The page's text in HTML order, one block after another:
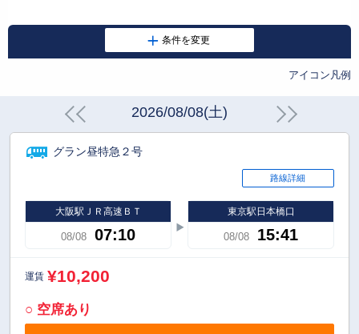
アイコン凡例
2026/08/08(土)
グラン昼特急２号
路線詳細
大阪駅ＪＲ高速ＢＴ
08/08 07:10
東京駅日本橋口
08/08 15:41
運賃 ¥10,200
○ 空席あり